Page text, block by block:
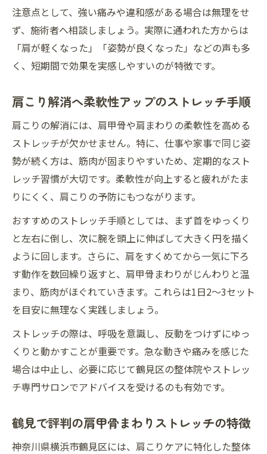
注意点として、強い痛みや違和感がある場合は無理をせ
ず、施術者へ相談しましょう。実際に通われた方からは
「肩が軽くなった」「姿勢が良くなった」などの声も多
く、短期間で効果を実感しやすいのが特徴です。
肩こり解消へ柔軟性アップのストレッチ手順
肩こりの解消には、肩甲骨や肩まわりの柔軟性を高める
ストレッチが欠かせません。特に、仕事や家事で同じ姿
勢が続く方は、筋肉が固まりやすいため、定期的なスト
レッチ習慣が大切です。柔軟性が向上すると疲れがたま
りにくく、肩こりの予防にもつながります。
おすすめのストレッチ手順としては、まず首をゆっくり
と左右に倒し、次に腕を頭上に伸ばして大きく円を描く
ように回します。さらに、肩をすくめてから一気に下ろ
す動作を数回繰り返すと、肩甲骨まわりがじんわりと温
まり、筋肉がほぐれていきます。これらは1日2～3セット
を目安に無理なく実践しましょう。
ストレッチの際は、呼吸を意識し、反動をつけずにゆっ
くりと動かすことが重要です。急な動きや痛みを感じた
場合は中止し、必要に応じて鶴見区の整体院やストレッ
チ専門サロンでアドバイスを受けるのも有効です。
鶴見で評判の肩甲骨まわりストレッチの特徴
神奈川県横浜市鶴見区には、肩こりケアに特化した整体